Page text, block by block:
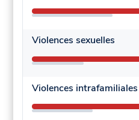
Violences sexuelles
Violences intrafamiliales